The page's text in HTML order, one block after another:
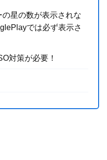
星の数が表示されな
では必ず表示さ
対策が必要！